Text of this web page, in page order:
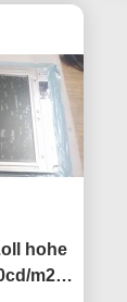
hohe
m2